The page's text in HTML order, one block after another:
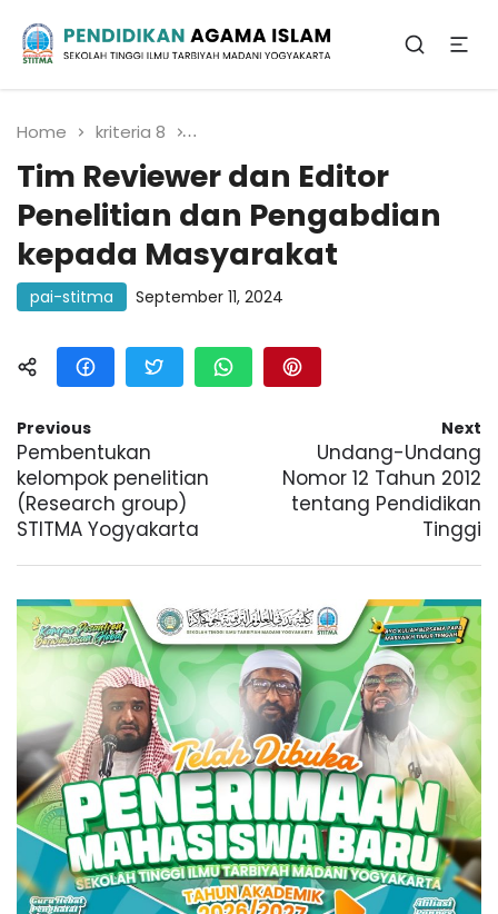
Pendidikan Agama
Islam
Yogyakarta
Home kriteria 8 Tim Reviewer dan Editor
Tim Reviewer dan Editor
Penelitian dan Pengabdian
kepada Masyarakat
pai-stitma September 11, 2024
Previous
Pembentukan
kelompok penelitian
(Research group)
STITMA Yogyakarta
Next
Undang-Undang
Nomor 12 Tahun 2012
tentang Pendidikan
Tinggi